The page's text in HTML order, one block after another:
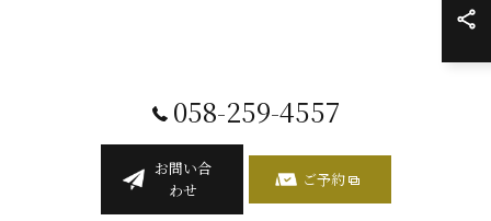
058-259-4557
お問い合
わせ
ご予約